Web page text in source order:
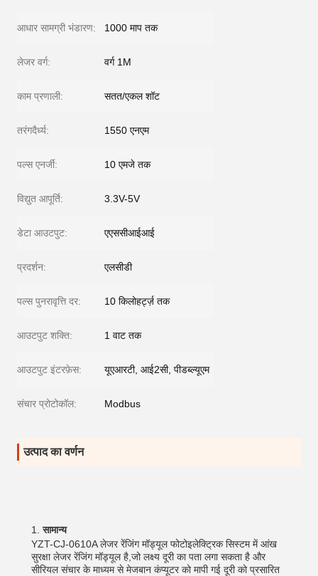
आधार सामग्री भंडारण: 1000 माप तक
लेजर वर्ग: वर्ग 1M
काम प्रणाली: सतत/एकल शॉट
तरंगदैर्ध्य: 1550 एनएम
पल्स एनर्जी: 10 एमजे तक
विद्युत आपूर्ति: 3.3V-5V
डेटा आउटपुट: एएससीआईआई
प्रदर्शन: एलसीडी
पल्स पुनरावृत्ति दर: 10 किलोहर्ट्ज़ तक
आउटपुट शक्ति: 1 वाट तक
आउटपुट इंटरफ़ेस: यूएआरटी, आई2सी, पीडब्ल्यूएम
संचार प्रोटोकॉल: Modbus
उत्पाद का वर्णन
सामान्य
YZT-CJ-0610A लेजर रेंजिंग मॉड्यूल फोटोइलेक्ट्रिक सिस्टम में आंख
सुरक्षा लेजर रेंजिंग मॉड्यूल है,जो लक्ष्य दूरी का पता लगा सकता है और
सीरियल संचार के माध्यम से मेजबान कंप्यूटर को मापी गई दूरी को प्रसारित